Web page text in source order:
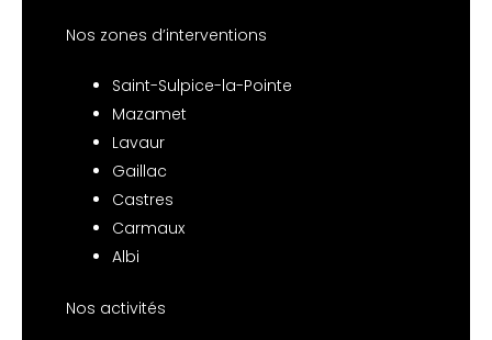
Nos zones d’interventions
Saint-Sulpice-la-Pointe
Mazamet
Lavaur
Gaillac
Castres
Carmaux
Albi
Nos activités